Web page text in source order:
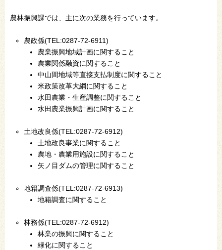
農林振興課では、主に次の業務を行っています。
農政係(TEL:0287-72-6911)
農業振興地域計画に関すること
農業関係融資に関すること
中山間地域等直接支払制度に関すること
米政策改革大綱に関すること
水田農業・生産調整に関すること
水田農業振興計画に関すること
土地改良係(TEL:0287-72-6912)
土地改良事業に関すること
農地・農業用施設に関すること
矢ノ目ダムの管理に関すること
地籍調査係(TEL:0287-72-6913)
地籍調査に関すること
林務係(TEL:0287-72-6912)
林業の振興に関すること
緑化に関すること